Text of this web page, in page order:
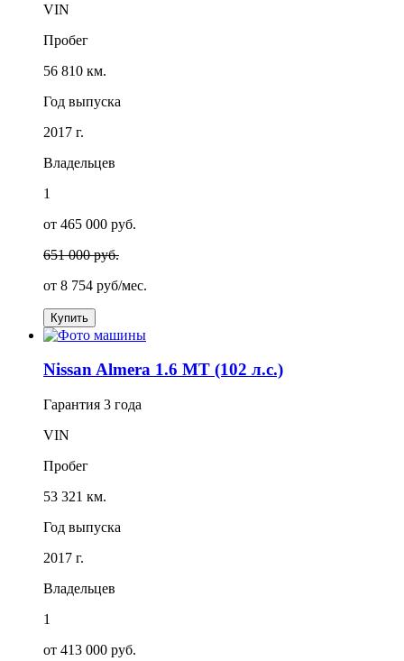
VIN
Пробег
56 810 км.
Год выпуска
2017 г.
Владельцев
1
от 465 000 руб.
651 000 руб.
от 8 754 руб/мес.
Купить
Nissan Almera 1.6 MT (102 л.с.)
Гарантия 3 года
VIN
Пробег
53 321 км.
Год выпуска
2017 г.
Владельцев
1
от 413 000 руб.